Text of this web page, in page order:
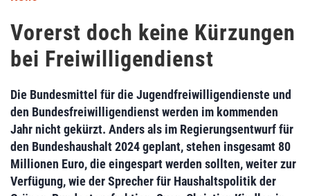
Vorerst doch keine Kürzungen
bei Freiwilligendienst
Die Bundesmittel für die Jugendfreiwilligendienste und
den Bundesfreiwilligendienst werden im kommenden
Jahr nicht gekürzt. Anders als im Regierungsentwurf für
den Bundeshaushalt 2024 geplant, stehen insgesamt 80
Millionen Euro, die eingespart werden sollten, weiter zur
Verfügung, wie der Sprecher für Haushaltspolitik der